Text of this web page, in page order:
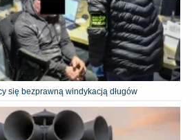
się bezprawną windykacją długów